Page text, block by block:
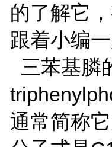
的了解它
跟着小编
三苯基膦
通常简称